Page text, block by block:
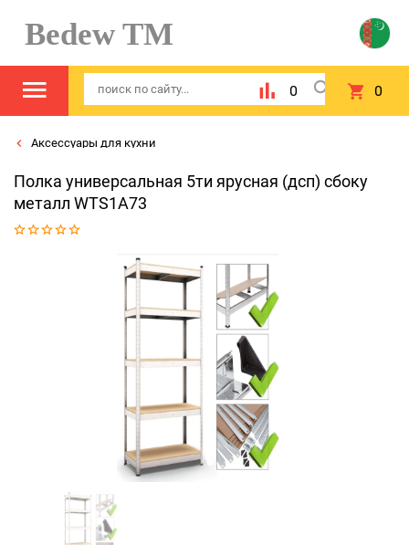
Bedew TM
0 0
Аксессуары для кухни
Полка универсальная 5ти ярусная (дсп) сбоку
металл WTS1A73